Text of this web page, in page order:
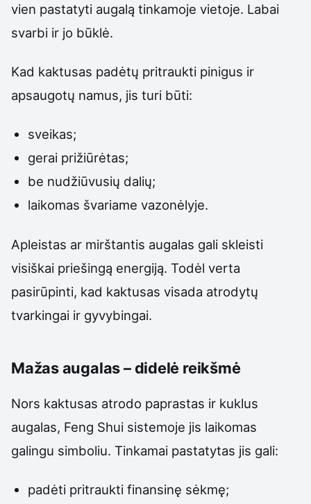
vien pastatyti augalą tinkamoje vietoje. Labai
svarbi ir jo būklė.
Kad kaktusas padėtų pritraukti pinigus ir
apsaugotų namus, jis turi būti:
sveikas;
gerai prižiūrėtas;
be nudžiūvusių dalių;
laikomas švariame vazonėlyje.
Apleistas ar mirštantis augalas gali skleisti
visiškai priešingą energiją. Todėl verta
pasirūpinti, kad kaktusas visada atrodytų
tvarkingai ir gyvybingai.
Mažas augalas – didelė reikšmė
Nors kaktusas atrodo paprastas ir kuklus
augalas, Feng Shui sistemoje jis laikomas
galingu simboliu. Tinkamai pastatytas jis gali:
padėti pritraukti finansinę sėkmę;